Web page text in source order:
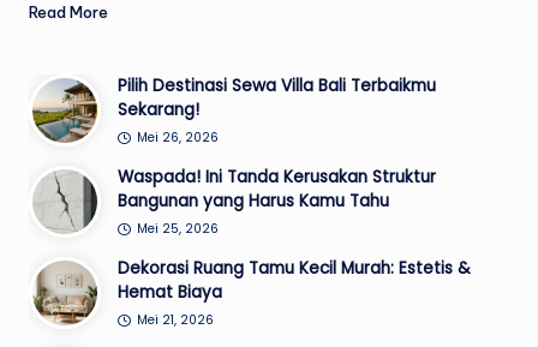
Read More
Pilih Destinasi Sewa Villa Bali Terbaikmu
Sekarang!
Mei 26, 2026
Waspada! Ini Tanda Kerusakan Struktur
Bangunan yang Harus Kamu Tahu
Mei 25, 2026
Dekorasi Ruang Tamu Kecil Murah: Estetis &
Hemat Biaya
Mei 21, 2026